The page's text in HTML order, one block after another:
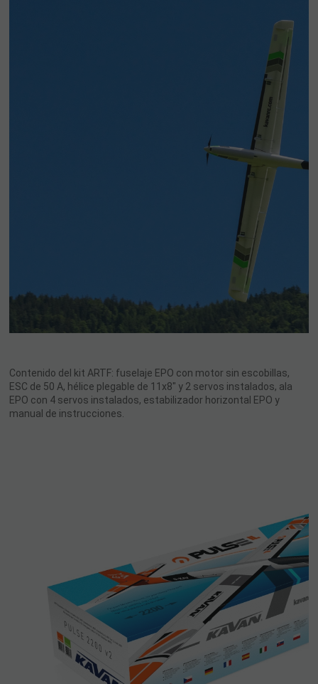
Contenido del kit ARTF: fuselaje EPO con motor sin escobillas,
ESC de 50 A, hélice plegable de 11x8" y 2 servos instalados, ala
EPO con 4 servos instalados, estabilizador horizontal EPO y
manual de instrucciones.